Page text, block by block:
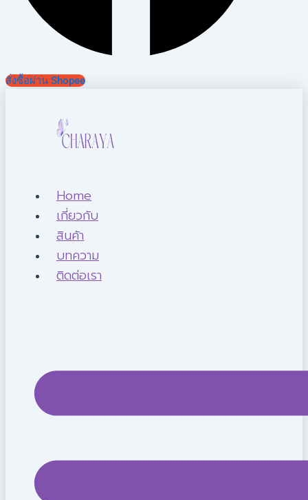
สั่งซื้อผ่าน Shopee
Home
เกี่ยวกับ
สินค้า
บทความ
ติดต่อเรา